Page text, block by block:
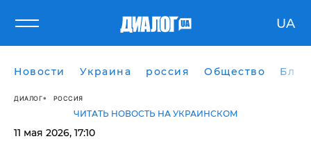
UA
Новости Украина россия Общество
ДИАЛОГ РОССИЯ
ЧИТАТЬ НОВОСТЬ НА УКРАИНСКОМ
11 мая 2026, 17:10